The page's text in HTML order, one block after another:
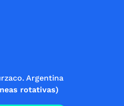
Argentina
rotativas)